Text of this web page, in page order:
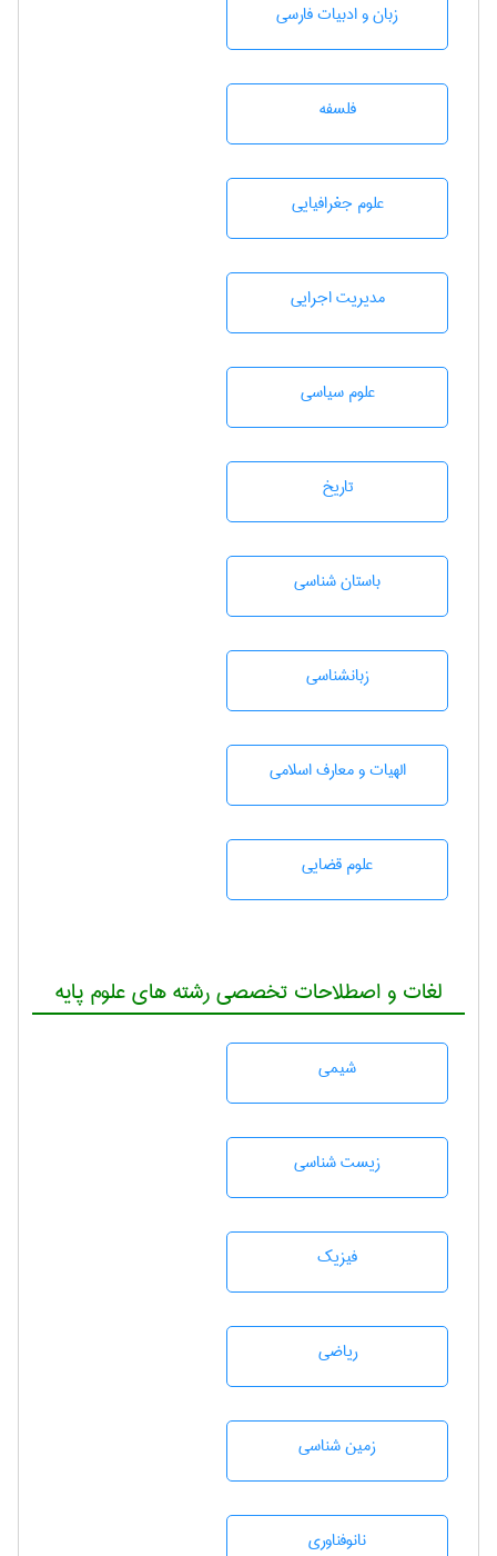
زبان و ادبيات فارسی
فلسفه
علوم جغرافيايی
مديريت اجرايی
علوم سياسی
تاريخ
باستان شناسی
زبانشناسی
الهیات و معارف اسلامی
علوم قضایی
لغات و اصطلاحات تخصصی رشته های علوم پایه
شيمی
زيست شناسی
فیزیک
رياضی
زمين شناسی
نانوفناوری